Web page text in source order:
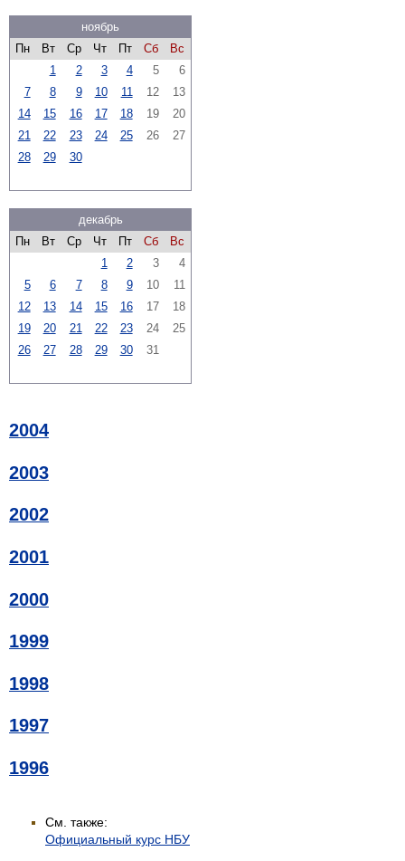
ноябрь
Пн
Вт Ср Чт Пт Сб
Вс
1
2 3 4 5
6
7
8 9 10 11 12
13
14
15 16 17 18 19
20
21
22 23 24 25 26
27
28
29 30
декабрь
Пн
Вт Ср Чт Пт Сб
Вс
1
2 3
4
5
6 7 8 9 10
11
12
13 14 15 16 17
18
19
20 21 22 23 24
25
26
27 28 29 30 31
2004
2003
2002
2001
2000
1999
1998
1997
1996
См. также:
Официальный курс НБУ